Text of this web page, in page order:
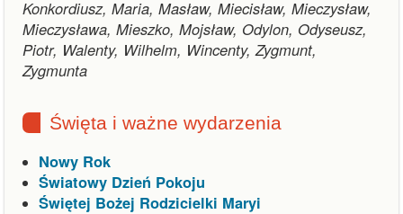
Konkordiusz, Maria, Masław, Miecisław, Mieczysław,
Mieczysława, Mieszko, Mojsław, Odylon, Odyseusz,
Piotr, Walenty, Wilhelm, Wincenty, Zygmunt,
Zygmunta
Święta i ważne wydarzenia
Nowy Rok
Światowy Dzień Pokoju
Świętej Bożej Rodzicielki Maryi